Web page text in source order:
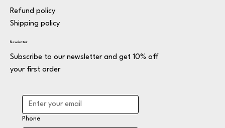
Refund policy
Shipping policy
Newsletter
Subscribe to our newsletter and get 10% off
your first order
Phone